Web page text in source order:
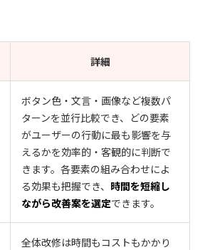
詳細
ボタン色・文言・画像など複数パ
ターンを並行比較でき、どの要素
がユーザーの行動に最も影響を与
えるかを効率的・客観的に判断で
きます。各要素の組み合わせによ
る効果も把握でき、 時間を短縮し
ながら改善案を選定できます。
全体改修は時間もコストもかかり